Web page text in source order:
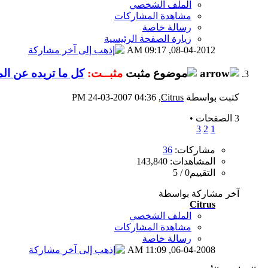
الملف الشخصي
مشاهدة المشاركات
رسالة خاصة
زيارة الصفحة الرئيسية
08-04-2012,
09:17 AM
مثبــت: كل ما تريده عن
كتبت بواسطة Citrus
‏, 24-03-2007 04:36 PM
3 الصفحات
•
1
2
3
مشاركات: 36
المشاهدات: 143,840
التقييم0 / 5
آخر مشاركة بواسطة
Citrus
الملف الشخصي
مشاهدة المشاركات
رسالة خاصة
06-04-2008,
11:09 AM